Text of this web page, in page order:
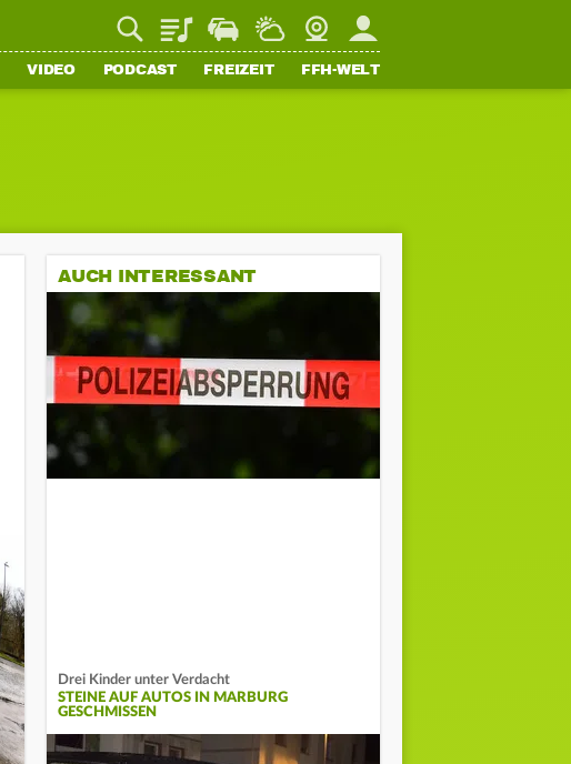
PlaylistStaupilotWetterWebcamMein FFH
VIDEO PODCAST FREIZEIT FFH-WELT
AUCH INTERESSANT
Drei Kinder unter Verdacht
STEINE AUF AUTOS IN MARBURG
GESCHMISSEN